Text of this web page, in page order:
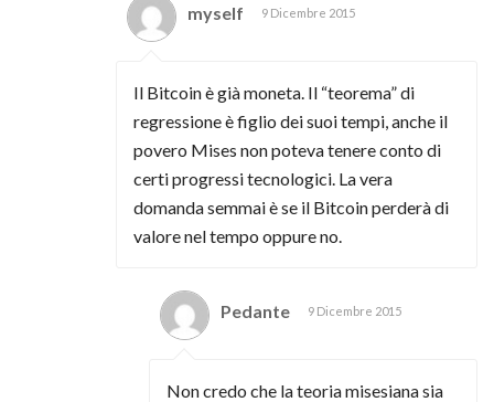
myself 9 Dicembre 2015
Il Bitcoin è già moneta. Il “teorema” di
regressione è figlio dei suoi tempi, anche il
povero Mises non poteva tenere conto di
certi progressi tecnologici. La vera
domanda semmai è se il Bitcoin perderà di
valore nel tempo oppure no.
Pedante 9 Dicembre 2015
Non credo che la teoria misesiana sia